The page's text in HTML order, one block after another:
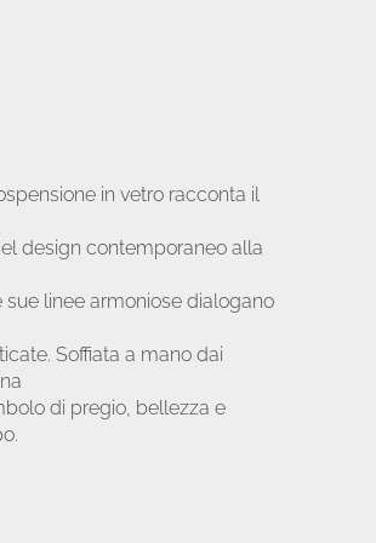
in vetro racconta il
design contemporaneo alla
sue linee armoniose dialogano
Soffiata a mano dai
di pregio, bellezza e